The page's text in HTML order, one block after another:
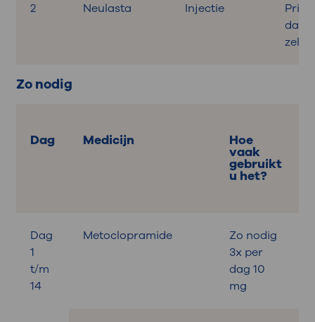
2 Neulasta Injectie
Zo nodig
Dag Medicijn Hoe
vaak
gebruikt
u het?
Dag
1
t/m
14
Metoclopramide
Zo nodig
3x per
dag 10
mg